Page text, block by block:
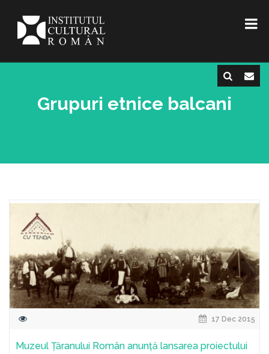
Grupuri etnice balcani
17 Dec 2015
Muzeul Țăranului Român anunță lansarea proiectului